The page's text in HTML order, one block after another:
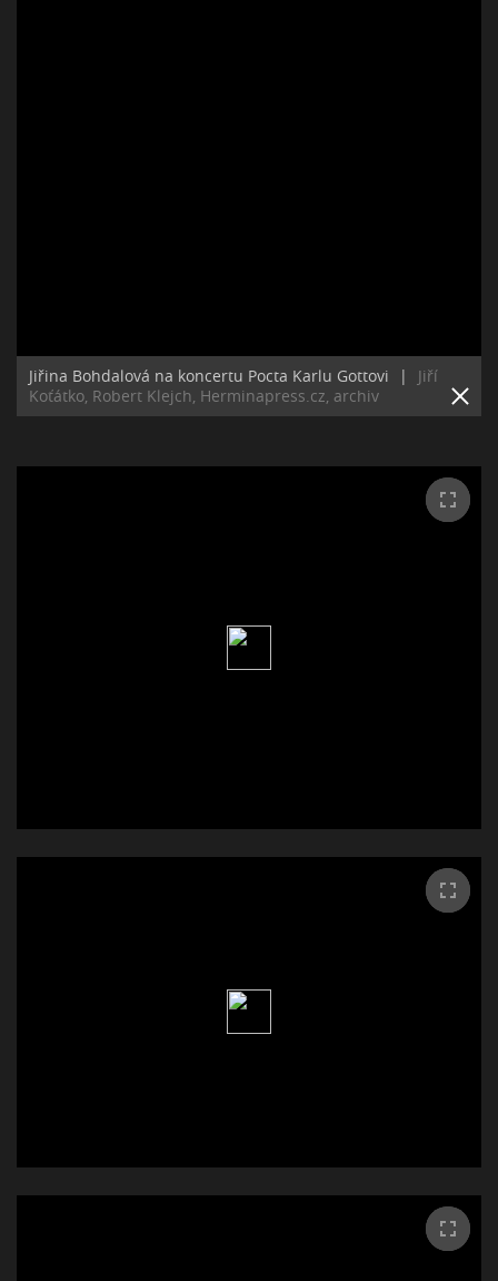
Jiřina Bohdalová na koncertu Pocta Karlu Gottovi |
Jiří
Koťátko, Robert Klejch, Herminapress.cz, archiv